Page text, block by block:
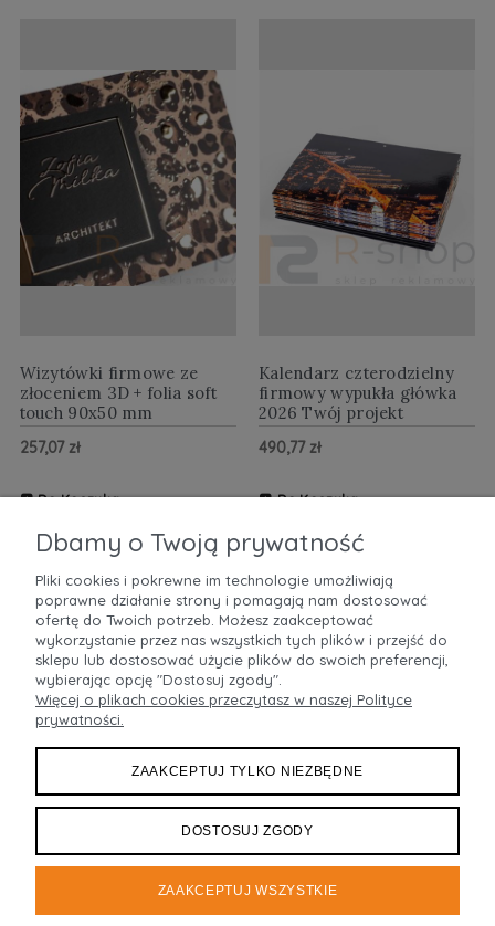
Wizytówki firmowe ze
złoceniem 3D + folia soft
touch 90x50 mm
257,07 zł
Do Koszyka
Kalendarz czterodzielny
firmowy wypukła główka
2026 Twój projekt
490,77 zł
Do Koszyka
POMOC
MOJE KONTO
INFORMACJE
O NAS
Dbamy o Twoją prywatność
Pliki cookies i pokrewne im technologie umożliwiają
poprawne działanie strony i pomagają nam dostosować
ofertę do Twoich potrzeb. Możesz zaakceptować
wykorzystanie przez nas wszystkich tych plików i przejść do
sklepu lub dostosować użycie plików do swoich preferencji,
wybierając opcję "Dostosuj zgody".
Więcej o plikach cookies przeczytasz w naszej Polityce
prywatności.
ZAAKCEPTUJ TYLKO NIEZBĘDNE
DOSTOSUJ ZGODY
ZAAKCEPTUJ WSZYSTKIE